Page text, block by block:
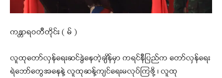
ကန္တာရဝတီတိုင်း ( မ် )
လူထုတော်လှန်ရေးဆင်နွဲနေတဲ့ချိန်မှာ ကရင်နီပြည်က တော်လှန်ရေး
ရဲဘော်တွေအနေနဲ့ လူထုဆန့်ကျင်ရေးမလုပ်ကြဖို့ ၊ လူထု